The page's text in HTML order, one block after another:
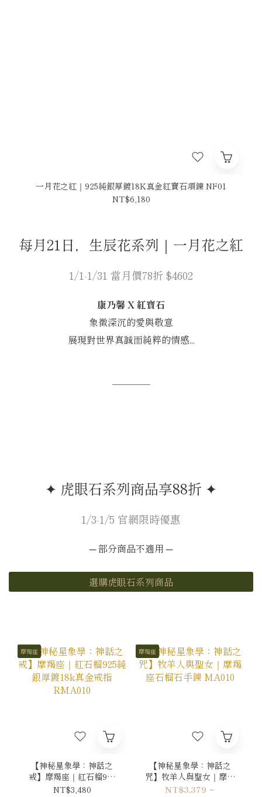
一月花之紅｜925純銀厚鍍18K真金紅寶石項鍊 NF01
NT$6,180
每月21日，生辰花系列｜一月花之紅
1/1-1/31 當月價78折 $4602
康乃馨 X 紅寶石
象徵深沉的愛與敬意
展現對世界真誠而純粹的情感...
─────
✦ 虎眼石系列商品享88折 ✦
1/3-1/5 官網限時優惠
─ 部分商品不適用 ─
選購虎眼石系列商品
摩羯座
【神秘星象學：神話之
戒】摩羯座｜紅石榴925
純銀厚鍍18k真金戒指
NT$3,480
摩羯座
【神秘星象學：神話之
咒】牧羊人與聖女｜摩羯
座石榴石手鍊 MA010
NT$3,379 ~